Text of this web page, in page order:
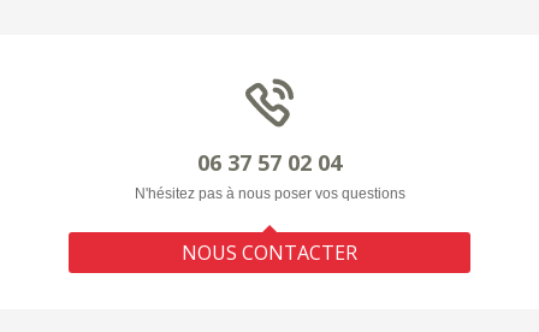
06 37 57 02 04
N'hésitez pas à nous poser vos questions
NOUS CONTACTER